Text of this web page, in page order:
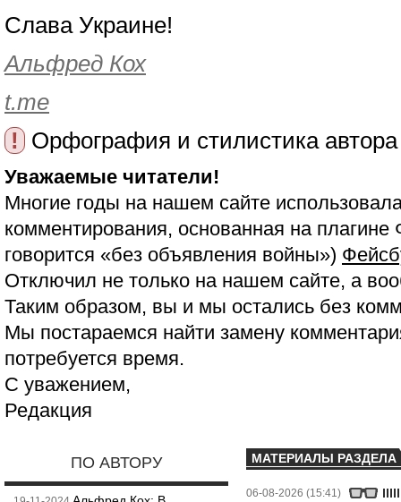
Слава Украине!
Альфред Кох
t.me
!
Орфография и стилистика
Уважаемые читатели!
Многие годы на нашем сайте
комментирования, основанная на
говорится «без объявления войны»)
Отключил не только на нашем сайте, а
Таким образом, вы и мы остались без
Мы постараемся найти замену
потребуется время.
С уважением,
Редакция
ПО АВТОРУ МАТЕРИАЛЫ РАЗДЕЛА
06-08-2026 (15:41)